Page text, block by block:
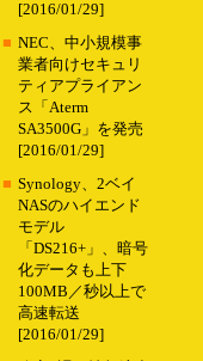
[2016/01/29]
■ NEC、中小規模事
業者向けセキュリ
ティアプライアン
ス「Aterm
SA3500G」を発売
[2016/01/29]
■ Synology、2ベイ
NASのハイエンド
モデル
「DS216+」、暗号
化データも上下
100MB／秒以上で
高速転送
[2016/01/29]